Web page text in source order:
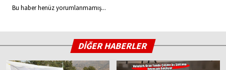
Bu haber henüz yorumlanmamış...
DİĞER HABERLER